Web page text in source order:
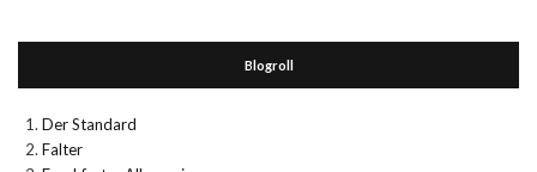
Blogroll
Der Standard
Falter